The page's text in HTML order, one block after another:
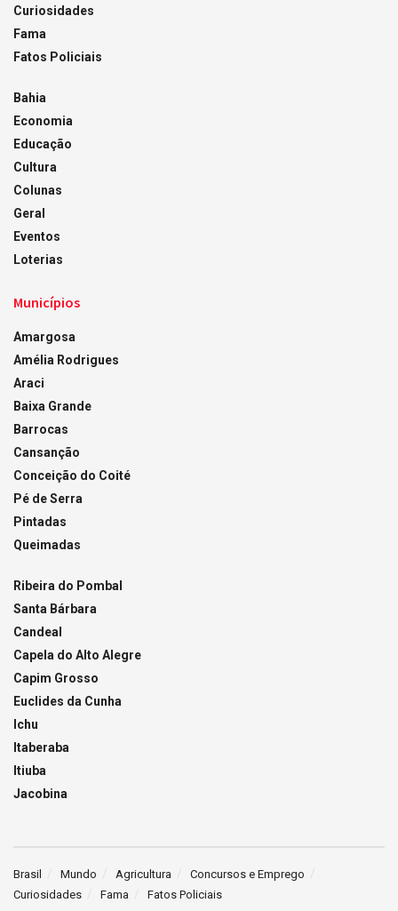
Curiosidades
Fama
Fatos Policiais
Bahia
Economia
Educação
Cultura
Colunas
Geral
Eventos
Loterias
Municípios
Amargosa
Amélia Rodrigues
Araci
Baixa Grande
Barrocas
Cansanção
Conceição do Coité
Pé de Serra
Pintadas
Queimadas
Ribeira do Pombal
Santa Bárbara
Candeal
Capela do Alto Alegre
Capim Grosso
Euclides da Cunha
Ichu
Itaberaba
Itiuba
Jacobina
Brasil Mundo Agricultura
Concursos e Emprego
Curiosidades
Fama Fatos Policiais